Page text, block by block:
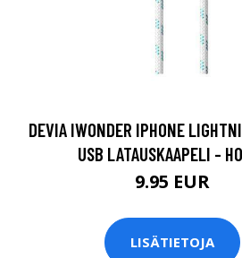
DEVIA IWONDER IPHONE
USB LATAUSKAAPELI -
9.95 EUR
LISÄTIETOJA